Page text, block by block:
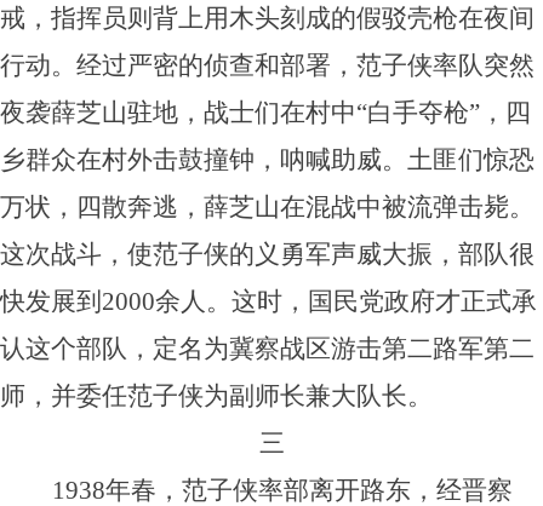
戒，指挥员则背上用木头刻成的假驳壳枪在夜间
行动。经过严密的侦查和部署，范子侠率队突然
夜袭薛芝山驻地，战士们在村中“白手夺枪”，四
乡群众在村外击鼓撞钟，呐喊助威。土匪们惊恐
万状，四散奔逃，薛芝山在混战中被流弹击毙。
这次战斗，使范子侠的义勇军声威大振，部队很
快发展到2000余人。这时，国民党政府才正式承
认这个部队，定名为冀察战区游击第二路军第二
师，并委任范子侠为副师长兼大队长。
三
1938年春，范子侠率部离开路东，经晋察